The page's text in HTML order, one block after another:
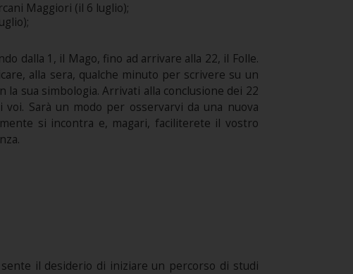
Maggiori (il 6 luglio);
dalla 1, il Mago, fino ad arrivare alla 22, il Folle.
alla sera, qualche minuto per scrivere su un
sua simbologia. Arrivati alla conclusione dei 22
Sarà un modo per osservarvi da una nuova
si incontra e, magari, faciliterete il vostro
il desiderio di iniziare un percorso di studi